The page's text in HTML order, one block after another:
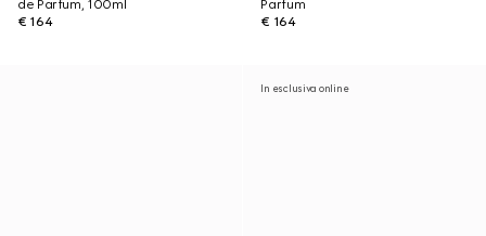
de Parfum, 100ml
€ 164
Parfum
€ 164
In esclusiva online